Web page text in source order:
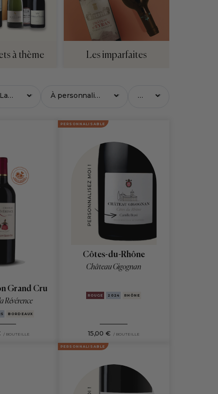
à thème Les imparfaites
Grand Cru
Révérence
BORDEAUX
/ BOUTEILLE
PERSONNALISABLE
Côtes-du-Rhône
Château Gigognan
ROUGE 2024 RHÔNE
15,00 € / BOUTEILLE
PERSONNALISABLE